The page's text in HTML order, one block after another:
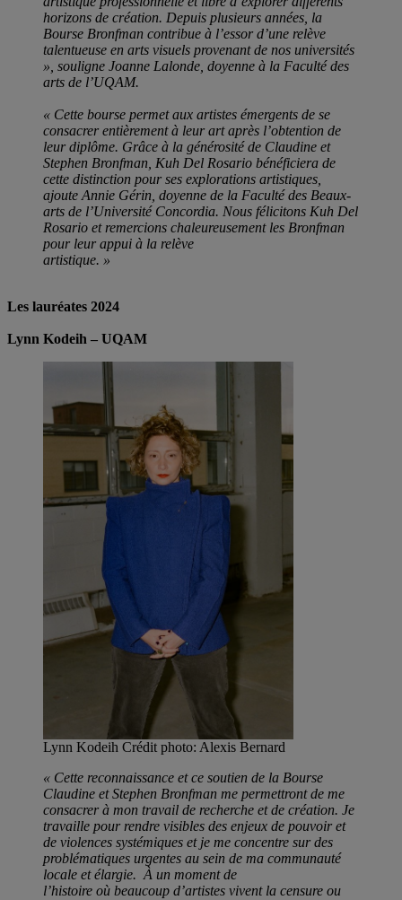
horizons de création. Depuis plusieurs années, la
Bourse Bronfman contribue à l’essor d’une relève
talentueuse en arts visuels provenant de nos universités
», souligne Joanne Lalonde, doyenne à la Faculté des
arts de l’UQAM.
« Cette bourse permet aux artistes émergents de se
consacrer entièrement à leur art après l’obtention de
leur diplôme. Grâce à la générosité de Claudine et
Stephen Bronfman, Kuh Del Rosario bénéficiera de
cette distinction pour ses explorations artistiques,
ajoute Annie Gérin, doyenne de la Faculté des Beaux-
arts de l’Université Concordia. Nous félicitons Kuh Del
Rosario et remercions chaleureusement les Bronfman
pour leur appui à la relève
artistique. »
Les lauréates 2024
Lynn Kodeih – UQAM
Lynn Kodeih Crédit photo: Alexis Bernard
« Cette reconnaissance et ce soutien de la Bourse
Claudine et Stephen Bronfman me permettront de me
consacrer à mon travail de recherche et de création. Je
travaille pour rendre visibles des enjeux de pouvoir et
de violences systémiques et je me concentre sur des
problématiques urgentes au sein de ma communauté
locale et élargie. À un moment de
l’histoire où beaucoup d’artistes vivent la censure ou